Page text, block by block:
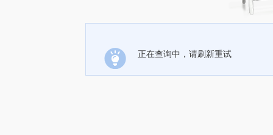
正在查询中，请刷新重试